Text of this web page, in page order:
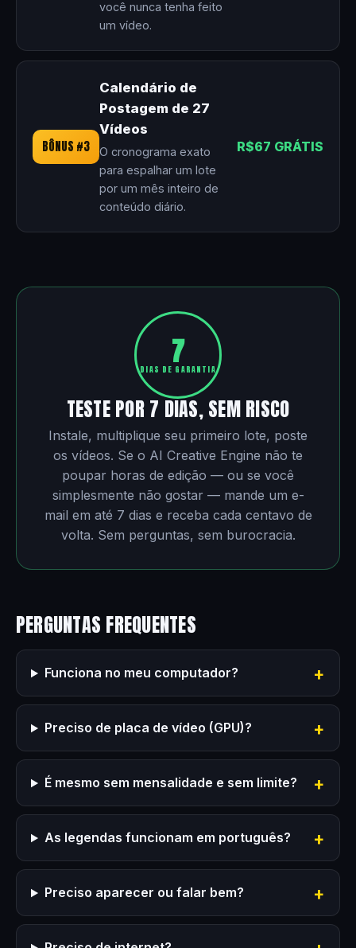
você nunca tenha feito
um vídeo.
BÔNUS #3
Calendário de
Postagem de 27
Vídeos
O cronograma exato
para espalhar um lote
por um mês inteiro de
conteúdo diário.
R$67 GRÁTIS
7
DIAS DE GARANTIA
TESTE POR 7 DIAS, SEM RISCO
Instale, multiplique seu primeiro lote, poste
os vídeos. Se o AI Creative Engine não te
poupar horas de edição — ou se você
simplesmente não gostar — mande um e-
mail em até 7 dias e receba cada centavo de
volta. Sem perguntas, sem burocracia.
PERGUNTAS FREQUENTES
Funciona no meu computador?
Preciso de placa de vídeo (GPU)?
É mesmo sem mensalidade e sem limite?
As legendas funcionam em português?
Preciso aparecer ou falar bem?